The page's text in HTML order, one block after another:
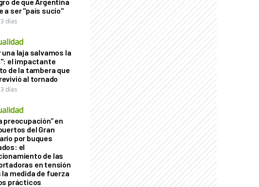
a ser "país sucio"
días
una laja salvamos la
el impactante
de la tambera que
al tornado
días
preocupación” en
del Gran
por buques
el
de las
en tensión
medida de fuerza
prácticos